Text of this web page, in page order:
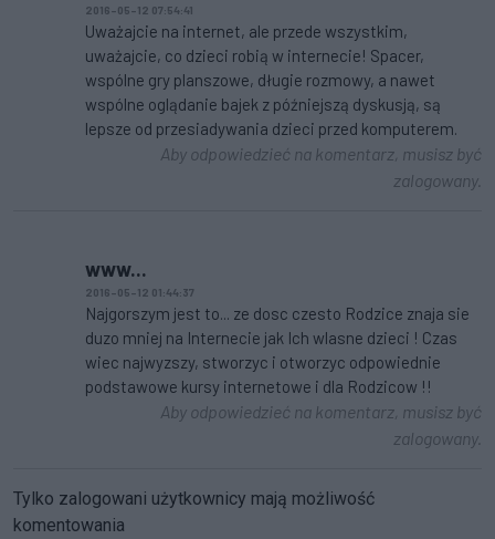
2016-05-12 07:54:41
Uważajcie na internet, ale przede wszystkim,
uważajcie, co dzieci robią w internecie! Spacer,
wspólne gry planszowe, długie rozmowy, a nawet
wspólne oglądanie bajek z późniejszą dyskusją, są
lepsze od przesiadywania dzieci przed komputerem.
Aby odpowiedzieć na komentarz, musisz być
zalogowany.
www...
2016-05-12 01:44:37
Najgorszym jest to... ze dosc czesto Rodzice znaja sie
duzo mniej na Internecie jak Ich wlasne dzieci ! Czas
wiec najwyzszy, stworzyc i otworzyc odpowiednie
podstawowe kursy internetowe i dla Rodzicow !!
Aby odpowiedzieć na komentarz, musisz być
zalogowany.
Tylko zalogowani użytkownicy mają możliwość
komentowania